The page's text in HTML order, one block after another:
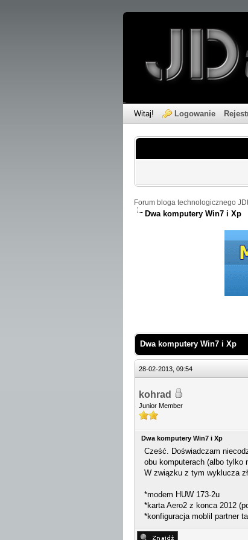
Witaj! Logowanie
Forum bloga technologicznego
Dwa komputery Win7 i Xp
Dwa komputery Win7 i Xp
28-02-2013, 09:54
kohrad
Junior Member
Dwa komputery Win7 i Xp
Cześć. Doświadczam
obu komputerach (albo tylko
W związku z tym wyklucza
*modem HUW 173-2u
*karta Aero2 z konca 2012
*konfiguracja moblil partner